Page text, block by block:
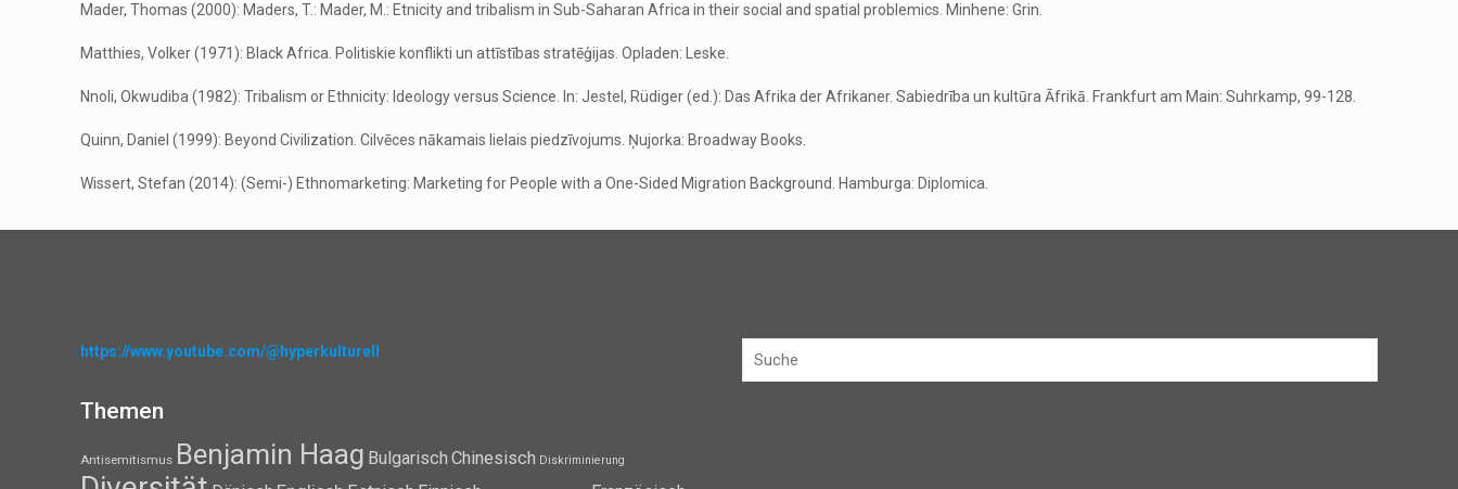
Mader, Thomas (2000): Maders, T.: Mader, M.: Etnicity and tribalism in Sub-Saharan Africa in their social and spatial problemics. Minhene: Grin.
Matthies, Volker (1971): Black Africa. Politiskie konflikti un attīstības stratēģijas. Opladen: Leske.
Nnoli, Okwudiba (1982): Tribalism or Ethnicity: Ideology versus Science. In: Jestel, Rüdiger (ed.): Das Afrika der Afrikaner. Sabiedrība un kultūra Āfrikā. Frankfurt am Main: Suhrkamp, 99-128.
Quinn, Daniel (1999): Beyond Civilization. Cilvēces nākamais lielais piedzīvojums. Ņujorka: Broadway Books.
Wissert, Stefan (2014): (Semi-) Ethnomarketing: Marketing for People with a One-Sided Migration Background. Hamburga: Diplomica.
https://www.youtube.com/@hyperkulturell
Themen
Antisemitismus Benjamin Haag Bulgarisch Chinesisch Diskriminierung